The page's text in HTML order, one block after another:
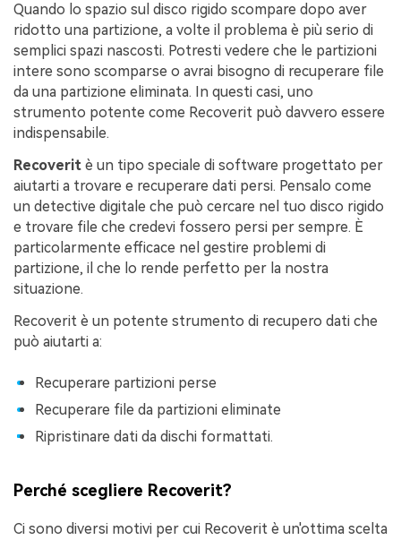
Quando lo spazio sul disco rigido scompare dopo aver
ridotto una partizione, a volte il problema è più serio di
semplici spazi nascosti. Potresti vedere che le partizioni
intere sono scomparse o avrai bisogno di recuperare file
da una partizione eliminata. In questi casi, uno
strumento potente come Recoverit può davvero essere
indispensabile.
Recoverit è un tipo speciale di software progettato per
aiutarti a trovare e recuperare dati persi. Pensalo come
un detective digitale che può cercare nel tuo disco rigido
e trovare file che credevi fossero persi per sempre. È
particolarmente efficace nel gestire problemi di
partizione, il che lo rende perfetto per la nostra
situazione.
Recoverit è un potente strumento di recupero dati che
può aiutarti a:
Recuperare partizioni perse
Recuperare file da partizioni eliminate
Ripristinare dati da dischi formattati.
Perché scegliere Recoverit?
Ci sono diversi motivi per cui Recoverit è un'ottima scelta